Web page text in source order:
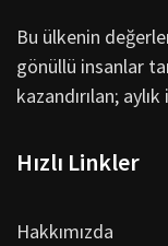
Bu ülkenin
gönüllü insanlar
kazandırılan;
Hızlı Linkler
Hakkımızda